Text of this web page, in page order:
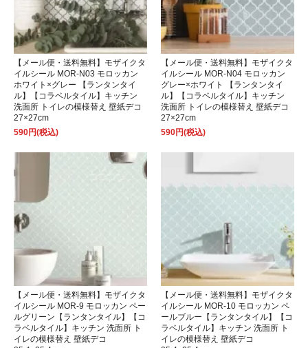
【メール便・送料無料】モザイクタ
イルシール MOR-N03 モロッカン
ホワイト×グレー 【ランタンタイ
ル】【コラベルタイル】キッチン
洗面所 トイレの模様替え 壁紙デコ
27×27cm
590円(税込)
【メール便・送料無料】モザイクタ
イルシール MOR-N04 モロッカン
グレー×ホワイト 【ランタンタイ
ル】【コラベルタイル】キッチン
洗面所 トイレの模様替え 壁紙デコ
27×27cm
590円(税込)
【メール便・送料無料】モザイクタ
イルシール MOR-9 モロッカン ペー
ルグリーン【ランタンタイル】【コ
ラベルタイル】キッチン 洗面所 ト
イレの模様替え 壁紙デコ
【メール便・送料無料】モザイクタ
イルシール MOR-10 モロッカン ペ
ールブルー【ランタンタイル】【コ
ラベルタイル】キッチン 洗面所 ト
イレの模様替え 壁紙デコ